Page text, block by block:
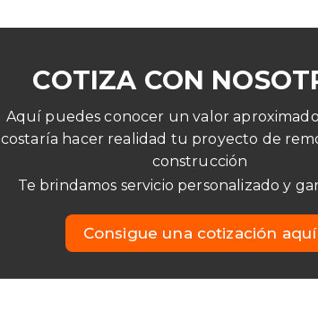
COTIZA CON
Aquí puedes conocer un valor
costaría hacer realidad tu proyecto de
construcción
Te brindamos servicio personalizado y
Consigue una cotización aquí